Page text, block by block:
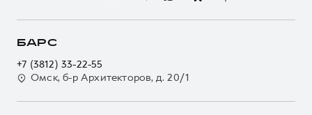
БАРС
+7 (3812) 33-22-55
Омск, б-р Архитекторов, д. 20/1